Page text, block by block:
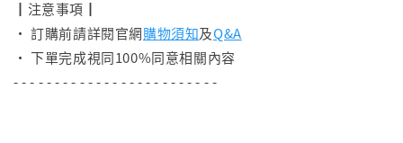
┃注意事項┃
• 訂購前請詳閱官網購物須知及Q&A
• 下單完成視同100%同意相關內容
- - - - - - - - - - - - - - - - - - - - - - - - -